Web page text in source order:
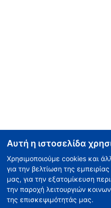
Αυτή η ιστοσελίδα
Χρησιμοποιούμε cookies και
για την βελτίωση της
μας, για την εξατομίκευση
την παροχή λειτουργιών
της επισκεψιμότητάς μας.